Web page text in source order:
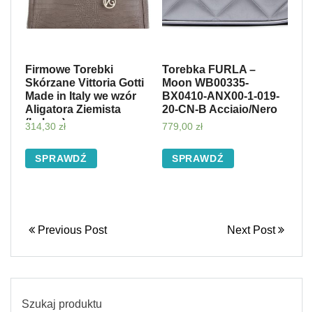
Firmowe Torebki
Skórzane Vittoria Gotti
Made in Italy we wzór
Aligatora Ziemista
(kolory)
314,30 zł
SPRAWDŹ
Torebka FURLA –
Moon WB00335-
BX0410-ANX00-1-019-
20-CN-B Acciaio/Nero
779,00 zł
SPRAWDŹ
Previous Post Next Post
Szukaj produktu